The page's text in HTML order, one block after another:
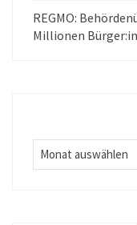
REGMO:
Millionen